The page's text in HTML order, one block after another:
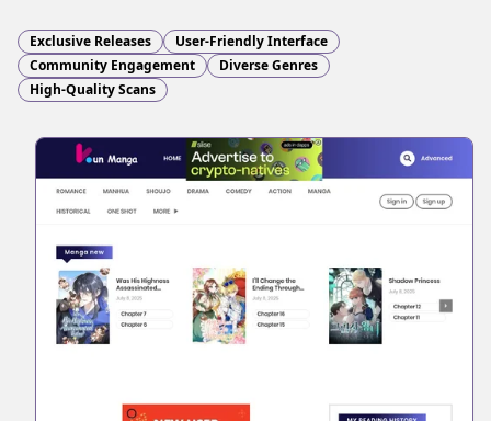
Exclusive Releases
User-Friendly Interface
Community Engagement
Diverse Genres
High-Quality Scans